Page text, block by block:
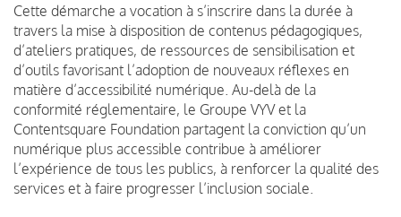
Cette démarche a vocation à s’inscrire dans la durée à
travers la mise à disposition de contenus pédagogiques,
d’ateliers pratiques, de ressources de sensibilisation et
d’outils favorisant l’adoption de nouveaux réflexes en
matière d’accessibilité numérique. Au-delà de la
conformité réglementaire, le Groupe VYV et la
Contentsquare Foundation partagent la conviction qu’un
numérique plus accessible contribue à améliorer
l’expérience de tous les publics, à renforcer la qualité des
services et à faire progresser l’inclusion sociale.